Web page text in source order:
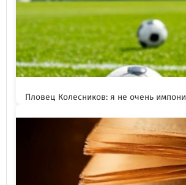
Пловец Колесников: я не очень